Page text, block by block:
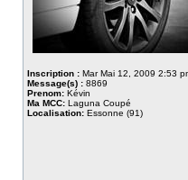
Inscription : Mar Mai 12, 2009 2:53
Message(s) : 8869
Prenom: Kévin
Ma MCC: Laguna Coupé
Localisation: Essonne (91)